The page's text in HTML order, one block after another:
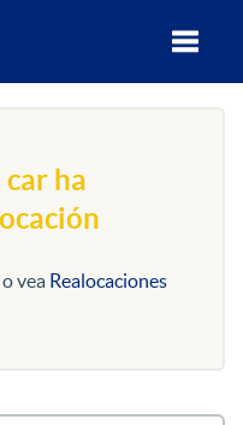
car ha
o vea Realocaciones